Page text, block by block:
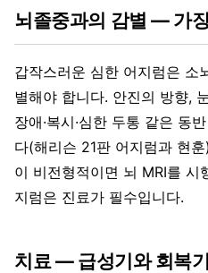
뇌졸중과의 감별 — 가
갑작스러운 심한 어지럼은 소
별해야 합니다. 안진의 방향,
장애·복시·심한 두통 같은 동
다(해리슨 21판 어지럼과 현
이 비전형적이면 뇌 MRI를 시
지럼은 진료가 필수입니다.
치료 — 급성기와 회복기